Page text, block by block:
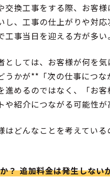
交換工事をする際、お客
し、工事の仕上がりや対
事当日を迎える方が多い。
としては、お客様が何を
うかが**「次の仕事につ
進めるのではなく、「お
紹介につながる可能性が
はどんなことを考えてい
？ 追加料金は発生しない